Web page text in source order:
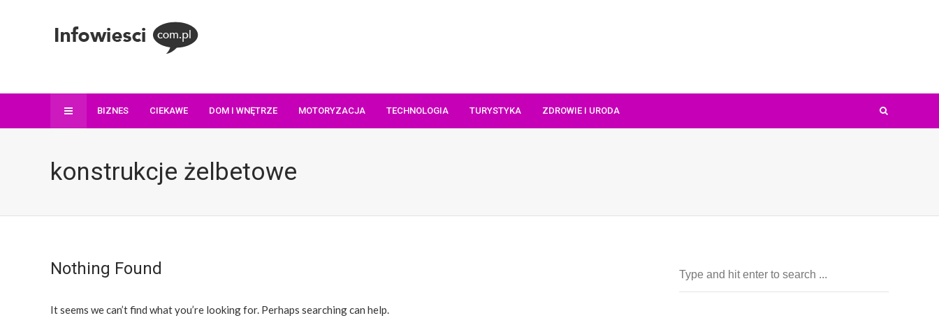
BIZNES CIEKAWE DOM I WNĘTRZE MOTORYZACJA TECHNOLOGIA TURYSTYKA ZDROWIE I URODA
konstrukcje żelbetowe
Nothing Found
It seems we can’t find what you’re looking for. Perhaps searching can help.